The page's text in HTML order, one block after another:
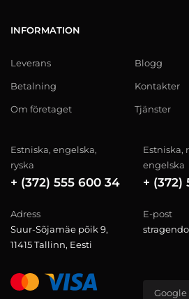
INFORMATION
Leverans
Betalning
Om företaget
Blogg
Kontakter
Tjänster
Estniska, engelska,
ryska
+ (372) 555 600 34
Estniska,
engelska
+ (372)
Adress
Suur-Sõjamäe põik 9,
11415 Tallinn, Eesti
E-post
Google